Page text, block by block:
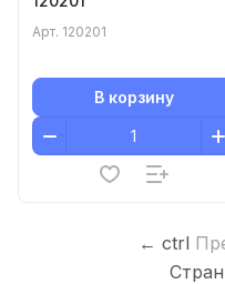
Арт. 120201
В корзину
← ctrl